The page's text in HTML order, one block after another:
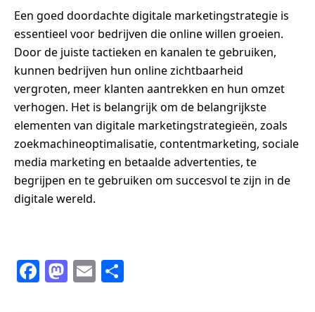
Een goed doordachte digitale marketingstrategie is
essentieel voor bedrijven die online willen groeien.
Door de juiste tactieken en kanalen te gebruiken,
kunnen bedrijven hun online zichtbaarheid
vergroten, meer klanten aantrekken en hun omzet
verhogen. Het is belangrijk om de belangrijkste
elementen van digitale marketingstrategieën, zoals
zoekmachineoptimalisatie, contentmarketing, sociale
media marketing en betaalde advertenties, te
begrijpen en te gebruiken om succesvol te zijn in de
digitale wereld.
F
M E